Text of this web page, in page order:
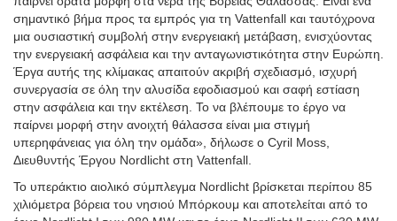
σημαντικό βήμα προς τα εμπρός για τη Vattenfall και ταυτόχρονα
μια ουσιαστική συμβολή στην ενεργειακή μετάβαση, ενισχύοντας
την ενεργειακή ασφάλεια και την ανταγωνιστικότητα στην Ευρώπη.
Έργα αυτής της κλίμακας απαιτούν ακριβή σχεδιασμό, ισχυρή
συνεργασία σε όλη την αλυσίδα εφοδιασμού και σαφή εστίαση
στην ασφάλεια και την εκτέλεση. Το να βλέπουμε το έργο να
παίρνει μορφή στην ανοιχτή θάλασσα είναι μια στιγμή
υπερηφάνειας για όλη την ομάδα», δήλωσε ο Cyril Moss,
Διευθυντής Έργου Nordlicht στη Vattenfall.
Το υπεράκτιο αιολικό σύμπλεγμα Nordlicht βρίσκεται περίπου 85
χιλιόμετρα βόρεια του νησιού Μπόρκουμ και αποτελείται από το